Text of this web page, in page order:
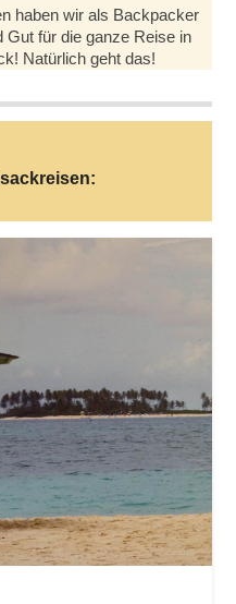
haben wir als Backpacker
für die ganze Reise in
Natürlich geht das!